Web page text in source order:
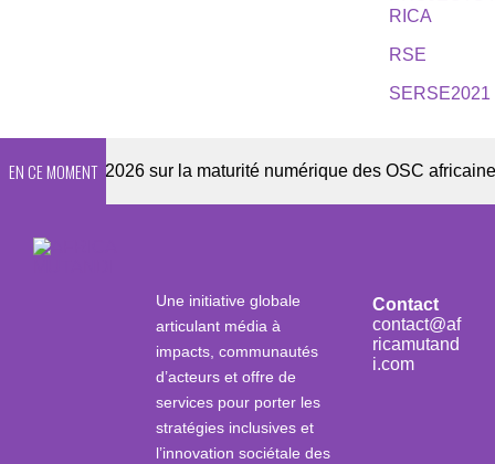
RICA
RSE
SERSE2021
EN CE MOMENT2026 sur la maturité numérique des OSC africaines
Une initiative globale
articulant média à
impacts, communautés
d’acteurs et offre de
services pour porter les
stratégies inclusives et
l’innovation sociétale des
Contact
contact@af
ricamutand
i.com